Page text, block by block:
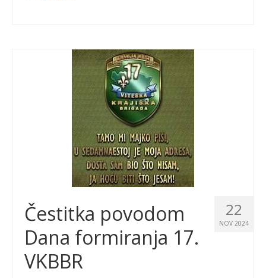
22
NOV 2024
Čestitka povodom
Dana formiranja 17.
VKBBR